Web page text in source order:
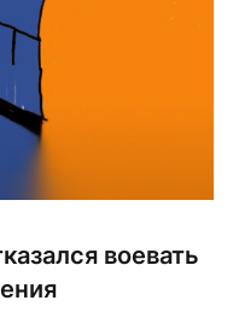
воевать